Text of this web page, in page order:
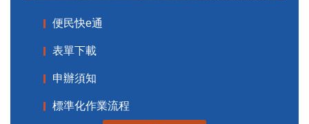
便民快e通
表單下載
申辦須知
標準化作業流程